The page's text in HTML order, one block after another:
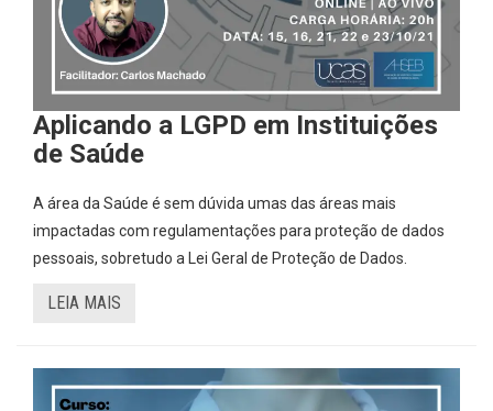
Aplicando a LGPD em Instituições
de Saúde
A área da Saúde é sem dúvida umas das áreas mais
impactadas com regulamentações para proteção de dados
pessoais, sobretudo a Lei Geral de Proteção de Dados.
LEIA MAIS